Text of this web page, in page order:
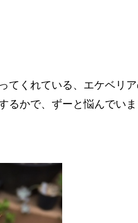
てくれている、エケベリ
るかで、ずーと悩んでいま